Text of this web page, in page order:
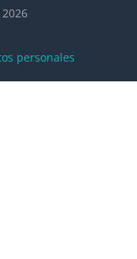
personales